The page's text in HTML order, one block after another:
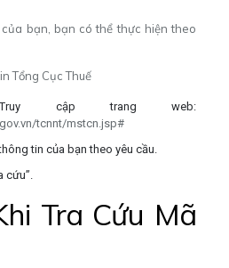
bạn, bạn có thể thực hiện theo
Tổng Cục Thuế
cập trang web:
tcnnt/mstcn.jsp#
tin của bạn theo yêu cầu.
cứu”.
Tra Cứu Mã